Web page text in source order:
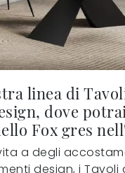
linea di
dove
Fox gres
a degli
design, i Tavoli